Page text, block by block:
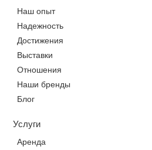
Наш опыт
Надежность
Достижения
Выставки
Отношения
Наши бренды
Блог
Услуги
Аренда